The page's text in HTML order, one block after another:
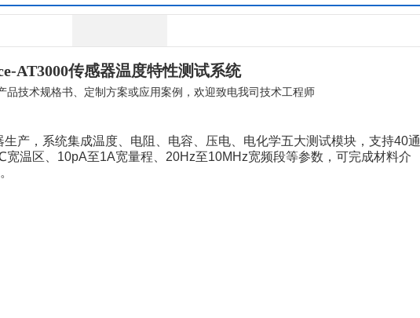
AT3000传感器温度特性测试系统
品技术规格书、定制方案或应用案例，欢迎致电我司技术工程师
产， 系统集成温度、电阻、电容、压电、电化学五大测试模块，支持40通
温区、10pA至1A宽量程、20Hz至10MHz宽频段等参数，可完成材料介